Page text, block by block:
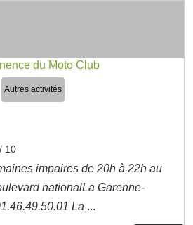
du Moto Club
Autres activités
10
impaires de 20h à 22h au
nationalLa Garenne-
La ...